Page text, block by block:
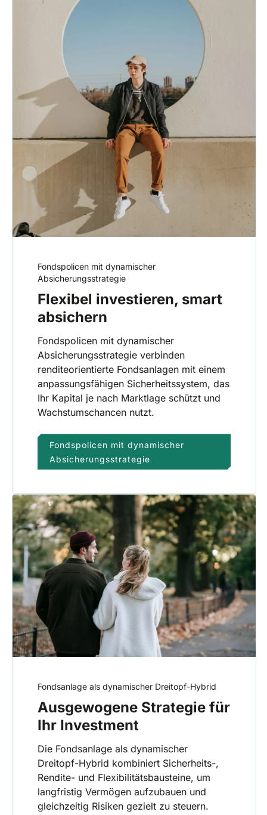
Fondspolicen mit dynamischer
Absicherungsstrategie
Flexibel investieren, smart
absichern
Fondspolicen mit dynamischer
Absicherungsstrategie verbinden
renditeorientierte Fondsanlagen mit einem
anpassungsfähigen Sicherheitssystem, das
Ihr Kapital je nach Marktlage schützt und
Wachstumschancen nutzt.
Fondspolicen mit dynamischer
Absicherungsstrategie
Fondsanlage als dynamischer Dreitopf-Hybrid
Ausgewogene Strategie für
Ihr Investment
Die Fondsanlage als dynamischer
Dreitopf-Hybrid kombiniert Sicherheits-,
Rendite- und Flexibilitätsbausteine, um
langfristig Vermögen aufzubauen und
gleichzeitig Risiken gezielt zu steuern.